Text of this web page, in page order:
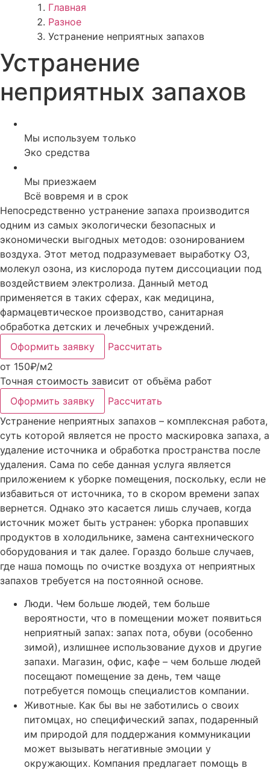
Главная
Разное
Устранение неприятных запахов
Устранение
неприятных запахов
Мы используем только
Эко средства
Мы приезжаем
Всё вовремя и в срок
Непосредственно устранение запаха производится
одним из самых экологически безопасных и
экономически выгодных методов: озонированием
воздуха. Этот метод подразумевает выработку О3,
молекул озона, из кислорода путем диссоциации под
воздействием электролиза. Данный метод
применяется в таких сферах, как медицина,
фармацевтическое производство, санитарная
обработка детских и лечебных учреждений.
Оформить заявку
Рассчитать
от 150₽/м2
Точная стоимость зависит от объёма работ
Оформить заявку
Рассчитать
Устранение неприятных запахов – комплексная работа,
суть которой является не просто маскировка запаха, а
удаление источника и обработка пространства после
удаления. Сама по себе данная услуга является
приложением к уборке помещения, поскольку, если не
избавиться от источника, то в скором времени запах
вернется. Однако это касается лишь случаев, когда
источник может быть устранен: уборка пропавших
продуктов в холодильнике, замена сантехнического
оборудования и так далее. Гораздо больше случаев,
где наша помощь по очистке воздуха от неприятных
запахов требуется на постоянной основе.
Люди. Чем больше людей, тем больше
вероятности, что в помещении может появиться
неприятный запах: запах пота, обуви (особенно
зимой), излишнее использование духов и другие
запахи. Магазин, офис, кафе – чем больше людей
посещают помещение за день, тем чаще
потребуется помощь специалистов компании.
Животные. Как бы вы не заботились о своих
питомцах, но специфический запах, подаренный
им природой для поддержания коммуникации
может вызывать негативные эмоции у
окружающих. Компания предлагает помощь в